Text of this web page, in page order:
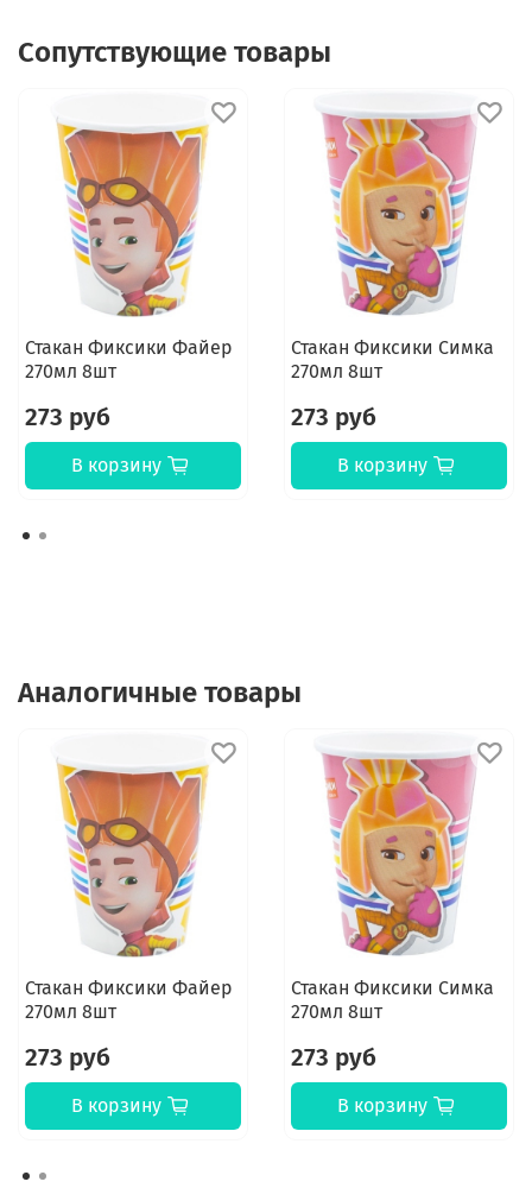
Сопутствующие товары
Стакан Фиксики Файер
270мл 8шт
273 руб
В корзину
Стакан Фиксики Симка
270мл 8шт
273 руб
В корзину
Аналогичные товары
Стакан Фиксики Файер
270мл 8шт
273 руб
В корзину
Стакан Фиксики Симка
270мл 8шт
273 руб
В корзину